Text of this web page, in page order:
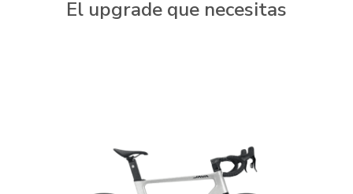
El upgrade que necesitas